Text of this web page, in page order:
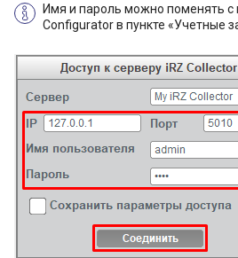
Имя и пароль можно поменять
Configurator в пункте «Учетные